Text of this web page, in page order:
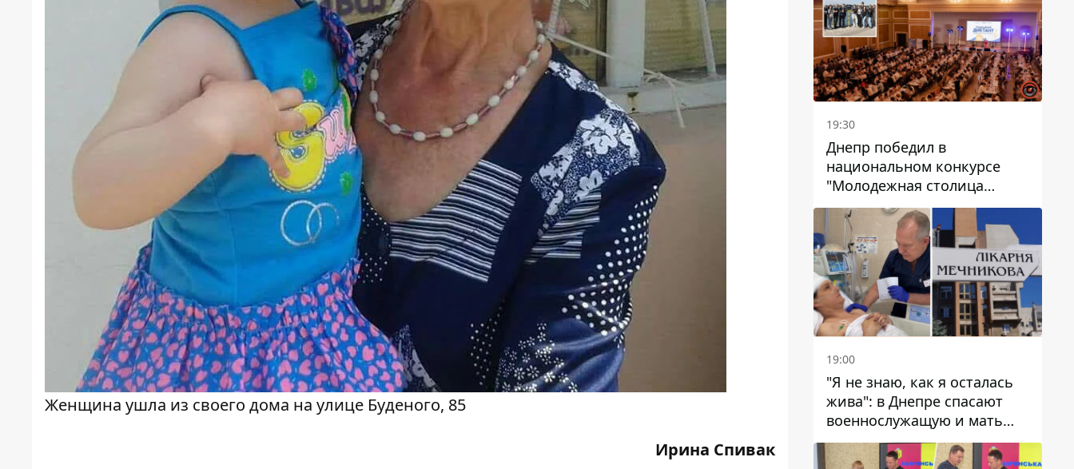
Женщина ушла из своего дома на улице Буденого, 85
Ирина Спивак
19:30
Днепр победил в
национальном конкурсе
"Молодежная столица
Украины – 2026"
19:00
"Я не знаю, как я осталась
жива": в Днепре спасают
военнослужащую и мать
четверых детей, которую
ранил КАБ